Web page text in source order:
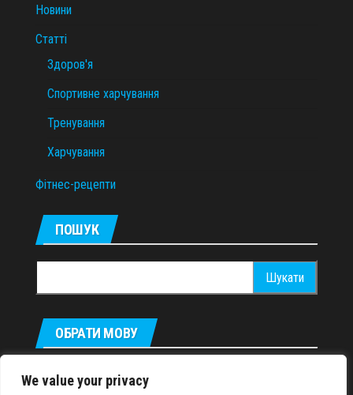
We value your privacy
Новини
Статті
Здоров'я
Спортивне харчування
Тренування
Харчування
Фітнес-рецепти
ПОШУК
ОБРАТИ МОВУ
Русский